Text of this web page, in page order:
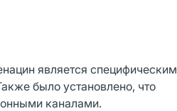
является специфическим
было установлено, что
каналами.